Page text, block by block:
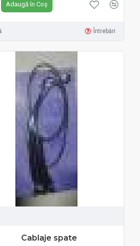
Adaugă în Coș
Întrebări
Cablaje spate